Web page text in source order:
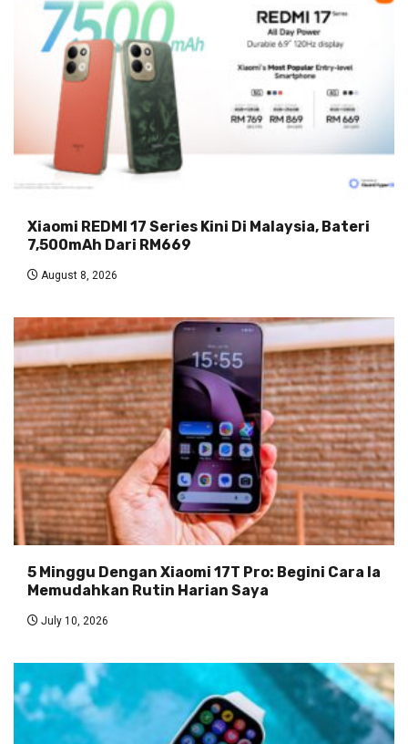
Xiaomi REDMI 17 Series Kini Di Malaysia, Bateri
7,500mAh Dari RM669
August 8, 2026
5 Minggu Dengan Xiaomi 17T Pro: Begini Cara Ia
Memudahkan Rutin Harian Saya
July 10, 2026